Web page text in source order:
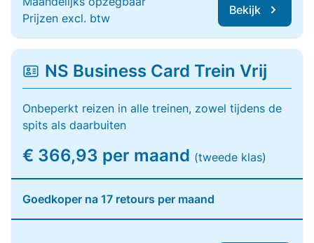
Prijzen excl. btw
Bekijk
NS Business Card Trein Vrij
Onbeperkt reizen in alle treinen, zowel tijdens de
spits als daarbuiten
€ 366,93 per maand (tweede klas)
Goedkoper na 17 retours per maand